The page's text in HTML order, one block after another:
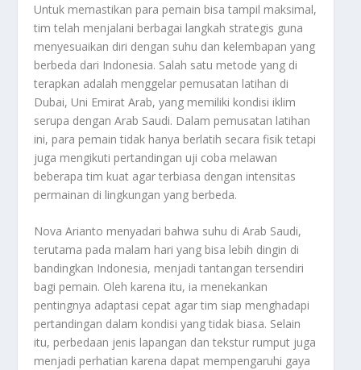
Untuk memastikan para pemain bisa tampil maksimal,
tim telah menjalani berbagai langkah strategis guna
menyesuaikan diri dengan suhu dan kelembapan yang
berbeda dari Indonesia. Salah satu metode yang di
terapkan adalah menggelar pemusatan latihan di
Dubai, Uni Emirat Arab, yang memiliki kondisi iklim
serupa dengan Arab Saudi. Dalam pemusatan latihan
ini, para pemain tidak hanya berlatih secara fisik tetapi
juga mengikuti pertandingan uji coba melawan
beberapa tim kuat agar terbiasa dengan intensitas
permainan di lingkungan yang berbeda.
Nova Arianto menyadari bahwa suhu di Arab Saudi,
terutama pada malam hari yang bisa lebih dingin di
bandingkan Indonesia, menjadi tantangan tersendiri
bagi pemain. Oleh karena itu, ia menekankan
pentingnya adaptasi cepat agar tim siap menghadapi
pertandingan dalam kondisi yang tidak biasa. Selain
itu, perbedaan jenis lapangan dan tekstur rumput juga
menjadi perhatian karena dapat mempengaruhi gaya